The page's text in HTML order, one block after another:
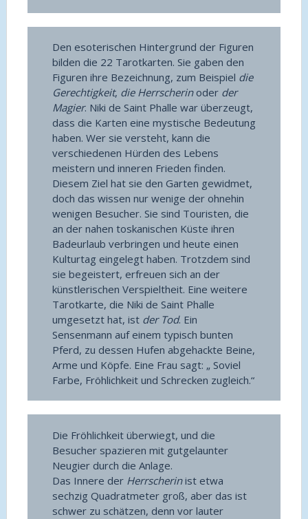
Den esoterischen Hintergrund der Figuren
bilden die 22 Tarotkarten. Sie gaben den
Figuren ihre Bezeichnung, zum Beispiel die
Gerechtigkeit, die Herrscherinoder der
Magier. Niki de Saint Phalle war überzeugt,
dass die Karten eine mystische Bedeutung
haben. Wer sie versteht, kann die
verschiedenen Hürden des Lebens
meistern und inneren Frieden finden.
Diesem Ziel hat sie den Garten gewidmet,
doch das wissen nur wenige der ohnehin
wenigen Besucher. Sie sind Touristen, die
an der nahen toskanischen Küste ihren
Badeurlaub verbringen und heute einen
Kulturtag eingelegt haben. Trotzdem sind
sie begeistert, erfreuen sich an der
künstlerischen Verspieltheit. Eine weitere
Tarotkarte, die Niki de Saint Phalle
umgesetzt hat, ist der Tod. Ein
Sensenmann auf einem typisch bunten
Pferd, zu dessen Hufen abgehackte Beine,
Arme und Köpfe. Eine Frau sagt: „ Soviel
Farbe, Fröhlichkeit und Schrecken zugleich.“
Die Fröhlichkeit überwiegt, und die
Besucher spazieren mit gutgelaunter
Neugier durch die Anlage.
Das Innere der Herrscherinist etwa
sechzig Quadratmeter groß, aber das ist
schwer zu schätzen, denn vor lauter